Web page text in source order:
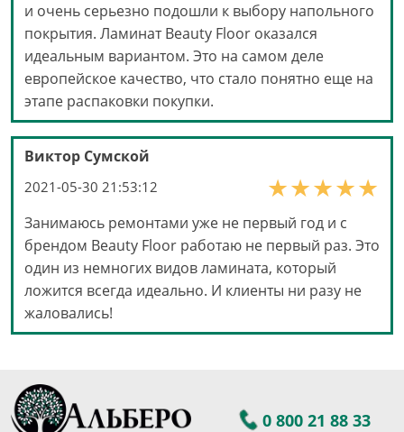
и очень серьезно подошли к выбору напольного
покрытия. Ламинат Beauty Floor оказался
идеальным вариантом. Это на самом деле
европейское качество, что стало понятно еще на
этапе распаковки покупки.
Виктор Сумской
2021-05-30 21:53:12
Занимаюсь ремонтами уже не первый год и с
брендом Beauty Floor работаю не первый раз. Это
один из немногих видов ламината, который
ложится всегда идеально. И клиенты ни разу не
жаловались!
0 800 21 88 33